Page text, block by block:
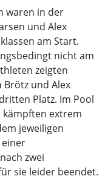
waren in der
und Alex
am Start.
nicht am
zeigten
Brötz und Alex
Platz. Im Pool
kämpften extrem
jeweiligen
einer
zwei
sie leider beendet.